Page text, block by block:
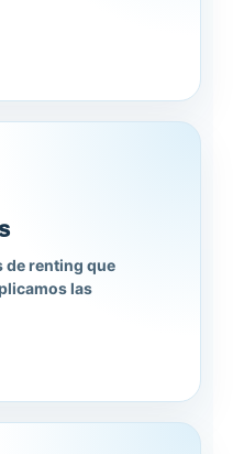
de renting que
las